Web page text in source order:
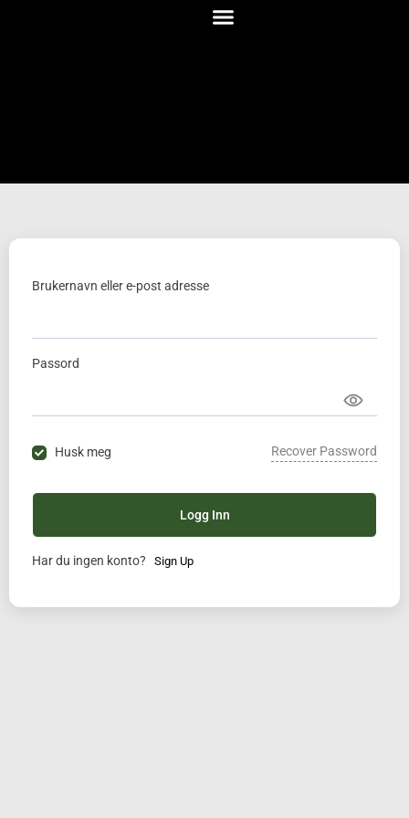
Brukernavn eller e-post adresse
Passord
Husk meg Recover Password
Logg Inn
Har du ingen konto? Sign Up